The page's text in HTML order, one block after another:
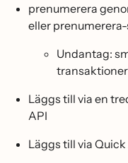
prenumerera
eller
Undantag:
Läggs till via en
API
Läggs till via